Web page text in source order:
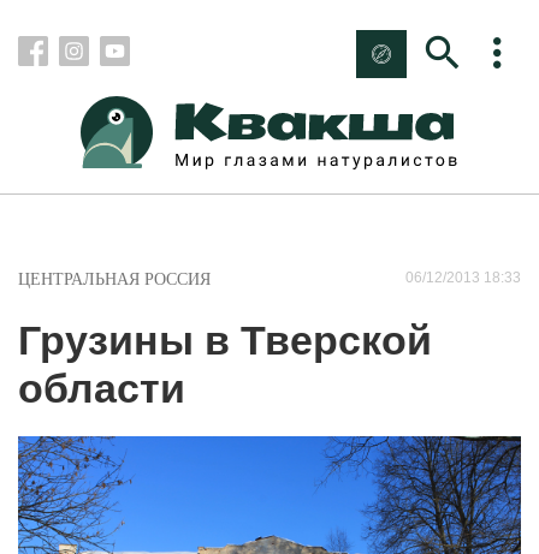
ЦЕНТРАЛЬНАЯ РОССИЯ 06/12/2013 18:33
Грузины в Тверской
области